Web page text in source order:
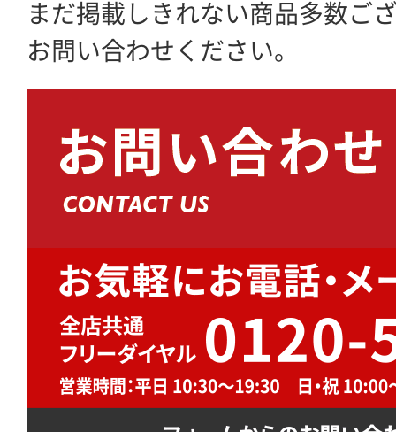
まだ掲載しきれない商品多数ご
お問い合わせください。